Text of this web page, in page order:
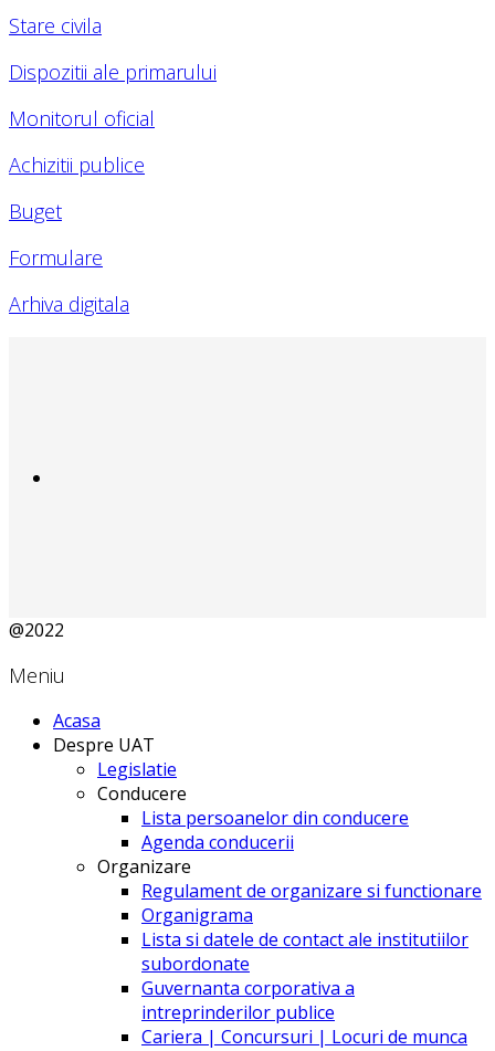
Stare civila
Dispozitii ale primarului
Monitorul oficial
Achizitii publice
Buget
Formulare
Arhiva digitala
@2022
Meniu
Acasa
Despre UAT
Legislatie
Conducere
Lista persoanelor din conducere
Agenda conducerii
Organizare
Regulament de organizare si functionare
Organigrama
Lista si datele de contact ale institutiilor
subordonate
Guvernanta corporativa a
intreprinderilor publice
Cariera | Concursuri | Locuri de munca